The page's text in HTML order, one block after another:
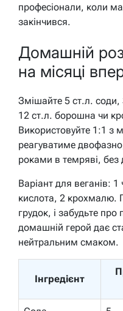
професіонали, коли
закінчився.
Домашній
на місяці
Змішайте 5 ст.л. соди,
12 ст.л. борошна чи
Використовуйте 1:1 з
реагуватиме
роками в темряві, без
Варіант для веганів:
кислота, 2 крохмалю.
грудок, і забудьте
домашній герой дає
нейтральним смаком.
Інгредієнт